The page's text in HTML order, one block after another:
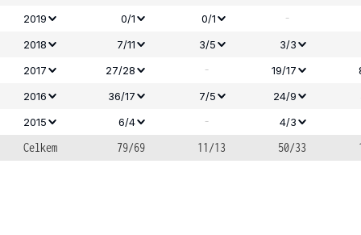
2019 0/1 0/1 -
2018 7/11 3/5
3/3
2017
27/28 - 19/17
2016
36/17 7/5 24/9
2015
6/4 - 4/3
Celkem 79/69 11/13 50/33